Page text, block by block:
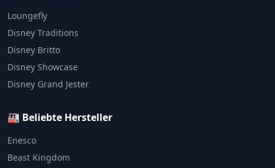
Loungefly
Disney Traditions
Disney Britto
Disney Showcase
Disney Grand Jester
🏭 Beliebte Hersteller
Enesco
Beast Kingdom